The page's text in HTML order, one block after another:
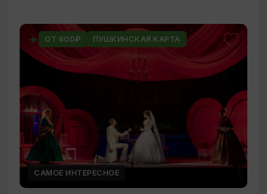
ОТ 600₽ ПУШКИНСКАЯ КАРТА
САМОЕ ИНТЕРЕСНОЕ